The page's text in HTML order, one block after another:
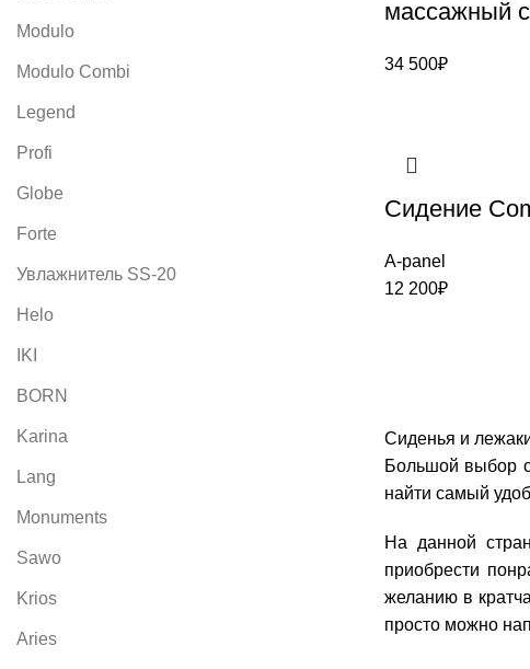
Modulo
Modulo Combi
Legend
Profi
Globe
Forte
Увлажнитель SS-20
Helo
IKI
BORN
Karina
Lang
Monuments
Sawo
Krios
Aries
массажный
34 500₽
Сидение
A-panel
12 200₽
Сиденья и
Большой выбор
найти самый
На данной
приобрести
желанию в
просто можно